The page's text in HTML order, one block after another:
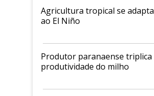
Agricultura tropical se adapta
ao El Niño
Produtor paranaense triplica
produtividade do milho